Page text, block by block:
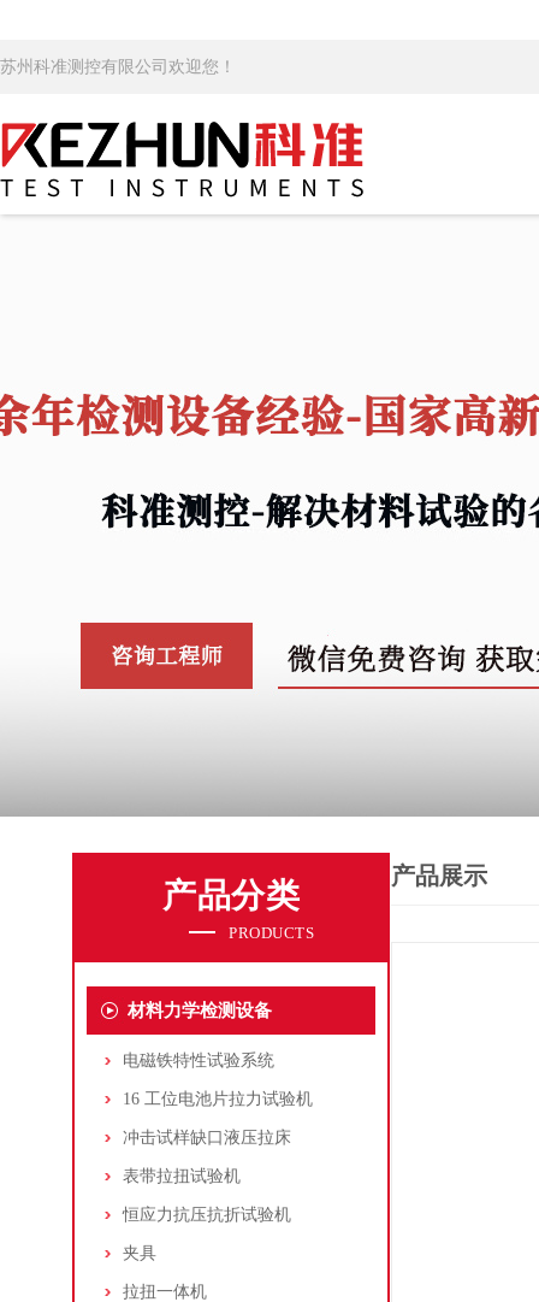
苏州科准测控有限公司欢迎您！
产品分类
PRODUCTS
材料力学检测设备
电磁铁特性试验系统
16 工位电池片拉力试验机
冲击试样缺口液压拉床
表带拉扭试验机
恒应力抗压抗折试验机
夹具
拉扭一体机
产品展示